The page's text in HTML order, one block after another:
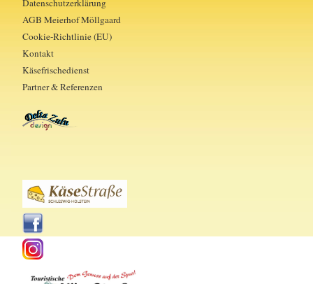
Datenschutzerklärung
AGB Meierhof Möllgaard
Cookie-Richtlinie (EU)
Kontakt
Käsefrischedienst
Partner & Referenzen